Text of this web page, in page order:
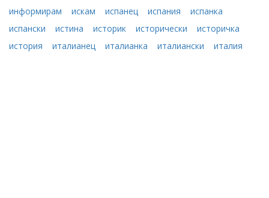
информирам
искам испанец испания
испанка
испански
истина историк исторически
историчка
история
италианец италианка италиански италия